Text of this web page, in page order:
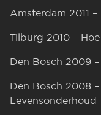
Amsterdam 2011
Tilburg 2010 –
Den Bosch 2009
Den Bosch 2008
Levensonderhoud